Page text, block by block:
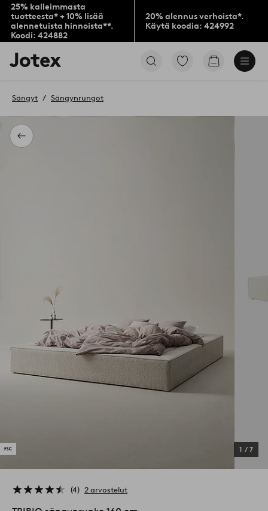
25% kalleimmasta
tuotteesta* + 10% lisää
alennetuista hinnoista**.
Koodi: 424882
20% alennus verhoista*.
Käytä koodia: 424992
Jotex-
logo
aloitussivulle
Siirry
Siirry
Takaisin
Sängyt Sängynrungot
1 / 7
4 2 arvostelut